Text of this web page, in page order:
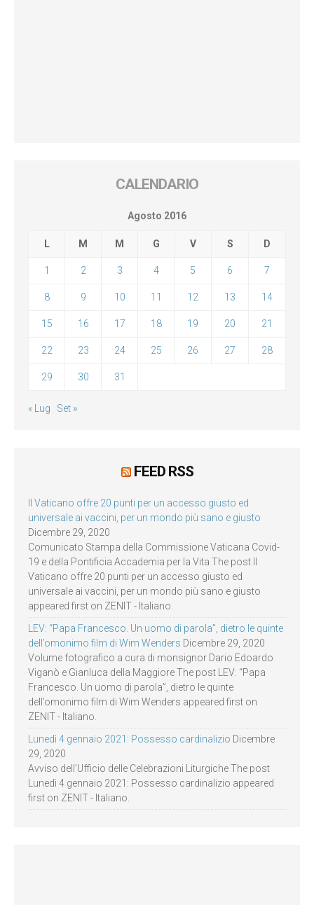
CALENDARIO
Agosto 2016
L M M G V S D
1 2 3 4 5 6 7
8 9 10 11 12 13 14
15 16 17 18 19 20 21
22 23 24 25 26 27 28
29 30 31
« Lug Set »
FEED RSS
Il Vaticano offre 20 punti per un accesso giusto ed
universale ai vaccini, per un mondo più sano e giusto
Dicembre 29, 2020
Comunicato Stampa della Commissione Vaticana Covid-
19 e della Pontificia Accademia per la Vita The post Il
Vaticano offre 20 punti per un accesso giusto ed
universale ai vaccini, per un mondo più sano e giusto
appeared first on ZENIT - Italiano.
LEV: “Papa Francesco. Un uomo di parola”, dietro le quinte
dell’omonimo film di Wim Wenders Dicembre 29, 2020
Volume fotografico a cura di monsignor Dario Edoardo
Viganò e Gianluca della Maggiore The post LEV: “Papa
Francesco. Un uomo di parola”, dietro le quinte
dell’omonimo film di Wim Wenders appeared first on
ZENIT - Italiano.
Lunedì 4 gennaio 2021: Possesso cardinalizio Dicembre
29, 2020
Avviso dell’Ufficio delle Celebrazioni Liturgiche The post
Lunedì 4 gennaio 2021: Possesso cardinalizio appeared
first on ZENIT - Italiano.